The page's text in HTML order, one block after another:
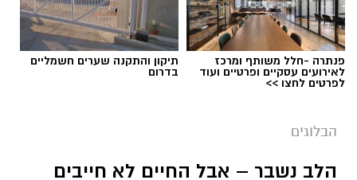
תגים:ייעוד
פנתרה -חלל משותף ומרכז
לאירועים עסקיים ופרטיים ועוד
לפרטים לחצו >>
תיקון והתקנה שערים חשמליים
בדרום
הבלוגים
הלב נשבר – אבל החיים לא חייבים